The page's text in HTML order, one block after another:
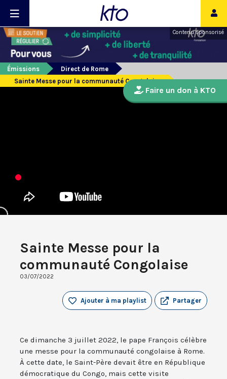
Contenu sponsorisé
Émissions
Direct de Rome
Sainte Messe pour la communauté Congolaise
Sainte Messe pour la
communauté Congolaise
03/07/2022
Partager
Ajouter à ma playlist
Ce dimanche 3 juillet 2022, le pape François célèbre
une messe pour la communauté congolaise à Rome.
À cette date, le Saint-Père devait être en République
démocratique du Congo, mais cette visite
Faire un don à KTO